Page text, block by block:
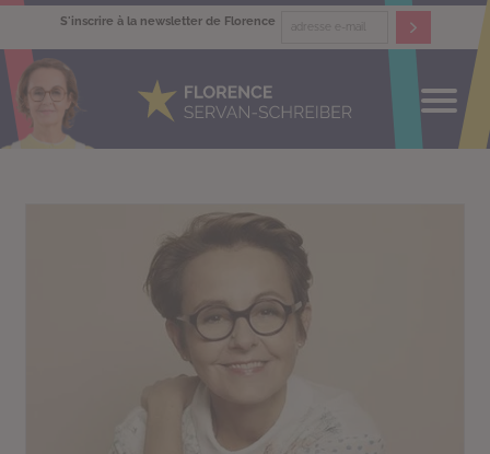
S'inscrire à la newsletter de Florence